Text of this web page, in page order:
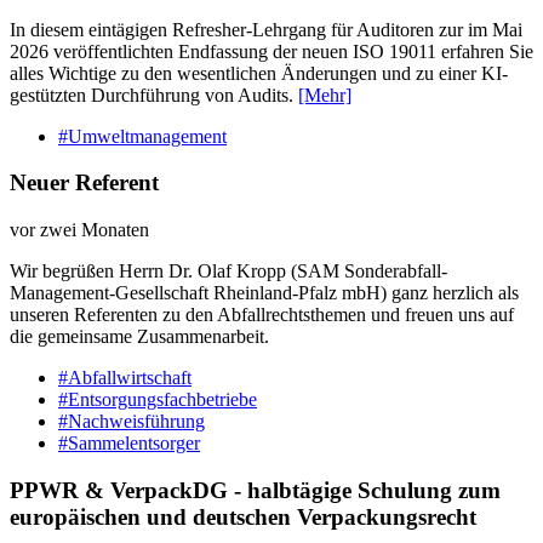
In diesem eintägigen Refresher-Lehrgang für Auditoren zur im Mai
2026 veröffentlichten Endfassung der neuen ISO 19011 erfahren Sie
alles Wichtige zu den wesentlichen Änderungen und zu einer KI-
gestützten Durchführung von Audits. [Mehr]
#Umweltmanagement
Neuer Referent
vor zwei Monaten
Wir begrüßen Herrn Dr. Olaf Kropp (SAM Sonderabfall-
Management-Gesellschaft Rheinland-Pfalz mbH) ganz herzlich als
unseren Referenten zu den Abfallrechtsthemen und freuen uns auf
die gemeinsame Zusammenarbeit.
#Abfallwirtschaft
#Entsorgungsfachbetriebe
#Nachweisführung
#Sammelentsorger
PPWR & VerpackDG - halbtägige Schulung zum
europäischen und deutschen Verpackungsrecht